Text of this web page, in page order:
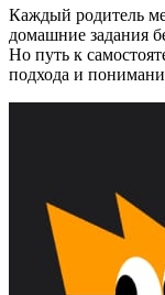
Каждый родитель
домашние задания
Но путь к
подхода и